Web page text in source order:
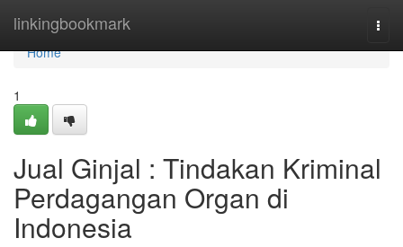
linkingbookmark
Home
Home
1
Jual Ginjal : Tindakan Kriminal
Perdagangan Organ di
Indonesia